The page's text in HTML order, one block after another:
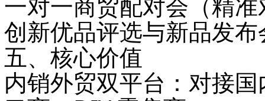
创新优品评选与新品发布
五、核心价值
内销外贸双平台 ：对接